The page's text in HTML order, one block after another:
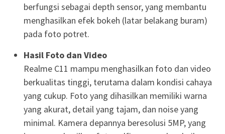
berfungsi sebagai depth sensor, yang membantu
menghasilkan efek bokeh (latar belakang buram)
pada foto potret.
Hasil Foto dan Video
Realme C11 mampu menghasilkan foto dan video
berkualitas tinggi, terutama dalam kondisi cahaya
yang cukup. Foto yang dihasilkan memiliki warna
yang akurat, detail yang tajam, dan noise yang
minimal. Kamera depannya beresolusi 5MP, yang